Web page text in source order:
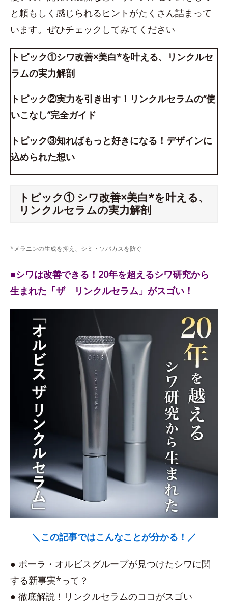
と頼もしく感じられるヒントがたくさん詰まって
います。ぜひチェックしてみてください
トピック①シワ改善×美白*を叶える、リンクルセ
ラムの実力解剖
トピック②実力を引き出す！リンクルセラムの“使
いこなし”完全ガイド
トピック③知ればもっと好きになる！デザインに
込められた想い
トピック① シワ改善×美白*を叶える、
リンクルセラムの実力解剖
*メラニンの生成を抑え、シミ・ソバカスを防ぐ
■シワは改善できる！20年を超えるシワ研究から
生まれた「ザ リンクルセラム」がスゴい！
＼この記事ではこんなことが分かる！／
● ポーラ・オルビスグループが見つけたシワに関
する新事実*って？
● 徹底解説！リンクルセラムのココがスゴい